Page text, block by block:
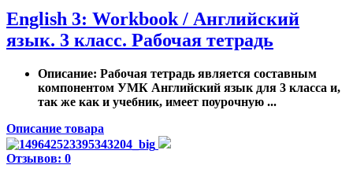
English 3: Workbook / Английский
язык. 3 класс. Рабочая тетрадь
Описание: Рабочая тетрадь является составным
компонентом УМК Английский язык для 3 класса и,
так же как и учебник, имеет поурочную ...
Описание товара
Отзывов: 0